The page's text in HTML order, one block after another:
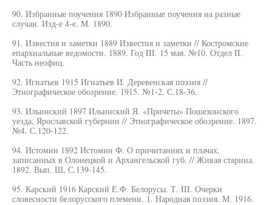
90. Избранные поучения 1890 Избранные поучения на разные
случаи. Изд-е 4-е. М. 1890.
91. Известия и заметки 1889 Известия и заметки // Костромские
епархиальные ведомости. 1889. Год III. 15 мая. №10. Отдел II.
Часть неофиц.
92. Игнатьев 1915 Игнатьев И. Деревенская поэзия //
Этнографическое обозрение. 1915. №1-2. С.18-36.
93. Ильинский 1897 Ильинский Я. «Причеты» Пошехонского
уезда, Ярославской губернии // Этнографическое обозрение. 1897.
№4. С.120-122.
94. Истомин 1892 Истомин Ф. О причитаниях и плачах,
записанных в Олонецкой и Архангельской губ. // Живая старина.
1892. Вып. Ш, С.139-145.
95. Карский 1916 Карский Е.Ф. Белорусы. Т. III. Очерки
словесности белорусского племени. 1. Народная поэзия. М. 1916.